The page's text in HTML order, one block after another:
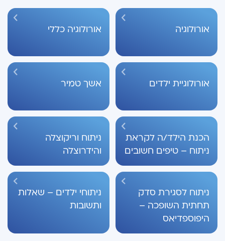
אורולוגיה אורולוגיה כללי
אורולוגיית ילדים אשך טמיר
הכנת הילד/ה לקראת
ניתוח – טיפים חשובים
ניתוח וריקוצלה
והידרוצלה
ניתוח לסגירת סדק
תחתית השופכה –
היפוספדיאס
ניתוחי ילדים – שאלות
ותשובות